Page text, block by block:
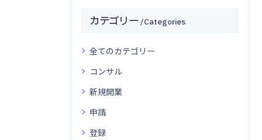
カテゴリー Categories
全てのカテゴリー
コンサル
新規開業
申請
登録